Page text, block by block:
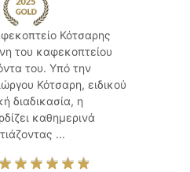
Κότσαρης
του καφεκοπτείου
του. Υπό την
Κότσαρη, ειδικού
διαδικασία, η
καθημερινά
...